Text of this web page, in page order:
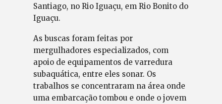
Santiago, no Rio Iguaçu, em Rio Bonito do
Iguaçu.
As buscas foram feitas por
mergulhadores especializados, com
apoio de equipamentos de varredura
subaquática, entre eles sonar. Os
trabalhos se concentraram na área onde
uma embarcação tombou e onde o jovem